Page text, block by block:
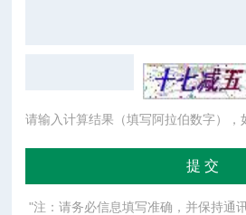
请输入计算结果（填写阿拉伯数字），
"注：请务必信息填写准确，并保持通